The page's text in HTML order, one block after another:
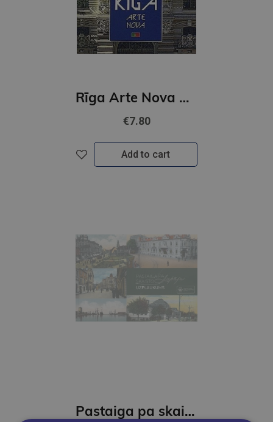
Rīga Arte Nova Portugāļu valodā
€7.80
Add to cart
Pastaiga pa skaisto Liepāju. Uzplaukums